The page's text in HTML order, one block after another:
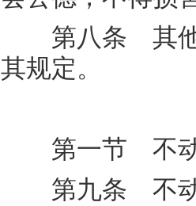
第八条 其他
其规定。
第一节 不动
第九条 不动